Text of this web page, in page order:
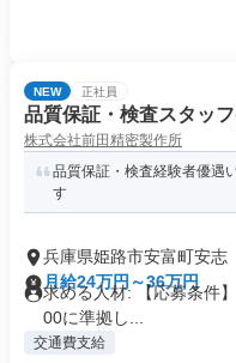
NEW 正社員
品質保証・検査スタッ
株式会社前田精密製作所
品質保証・検査経験者優遇
す
兵庫県姫路市安富町安志
月給24万円～36万円
求める人材: 【応募条件
00に準拠し...
交通費支給